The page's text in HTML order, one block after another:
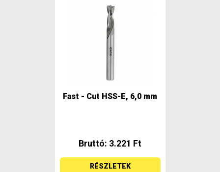
Fast - Cut HSS-E, 6,0 mm
Bruttó: 3.221 Ft
RÉSZLETEK